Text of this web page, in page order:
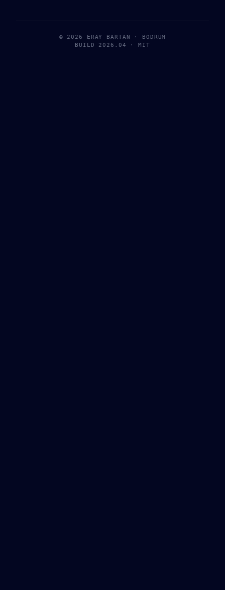
© 2026 ERAY BARTAN · BODRUM
BUILD 2026.04 · MIT